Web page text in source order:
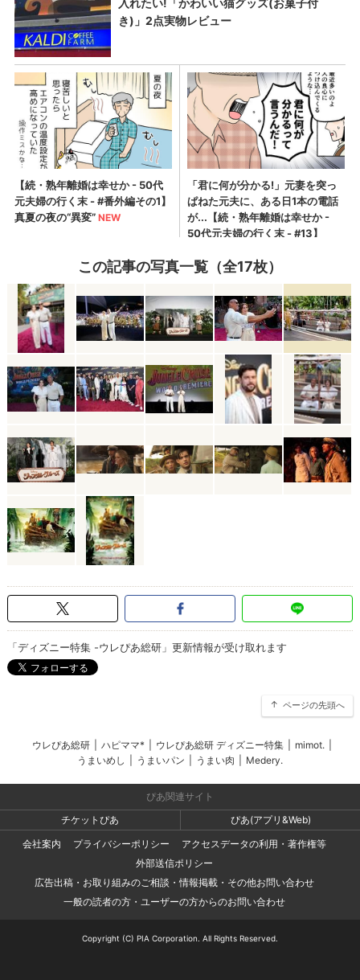
この記事の写真一覧（全17枚）
「ディズニー特集 -ウレぴあ総研」更新情報が受け取れます
ページの先頭へ
ウレぴあ総研 ハピママ* ウレぴあ総研 ディズニー特集 mimot.
うまいめし
うまいパン うまい肉 Medery.
ぴあ関連サイト
チケットぴあ
ぴあ(アプリ&Web)
会社案内
プライバシーポリシー
アクセスデータの利用・著作権等
外部送信ポリシー
広告出稿・お取り組みのご相談・情報掲載・その他お問い合わせ
一般の読者の方・ユーザーの方からのお問い合わせ
Copyright (C) PIA Corporation. All Rights Reserved.